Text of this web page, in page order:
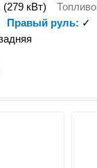
(279 кВт) Топливо
Правый руль
✓